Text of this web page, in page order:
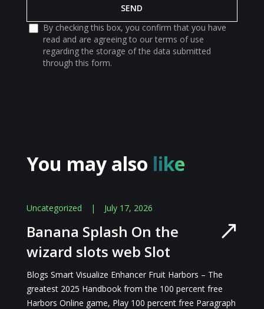
By checking this box, you confirm that you have
read and are agreeing to our terms of use
regarding the storage of the data submitted
through this form.
You may also like
Uncategorized | July 17, 2026
Banana Splash On the
wizard slots web Slot
Blogs Smart Visualize Enhancer Fruit Harbors – The
greatest 2025 Handbook from the 100 percent free
Harbors Online game, Play 100 percent free Paragraph